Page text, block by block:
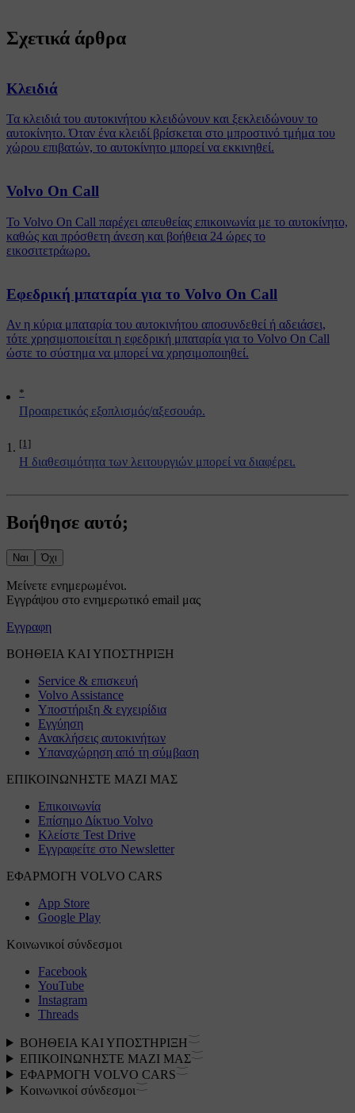
*
Προαιρετικός εξοπλισμός/αξεσουάρ.
[1]
Η διαθεσιμότητα των λειτουργιών μπορεί να διαφέρει.
Σχετικά άρθρα
Κλειδιά
Τα κλειδιά του αυτοκινήτου κλειδώνουν και ξεκλειδώνουν το
αυτοκίνητο. Όταν ένα κλειδί βρίσκεται στο μπροστινό τμήμα του
χώρου επιβατών, το αυτοκίνητο μπορεί να εκκινηθεί.
Volvo On Call
Το Volvo On Call παρέχει απευθείας επικοινωνία με το αυτοκίνητο,
καθώς και πρόσθετη άνεση και βοήθεια 24 ώρες το
εικοσιτετράωρο.
Εφεδρική μπαταρία για το Volvo On Call
Αν η κύρια μπαταρία του αυτοκινήτου αποσυνδεθεί ή αδειάσει,
τότε χρησιμοποιείται η εφεδρική μπαταρία για το Volvo On Call
ώστε το σύστημα να μπορεί να χρησιμοποιηθεί.
Βοήθησε αυτό;
Ναι Όχι